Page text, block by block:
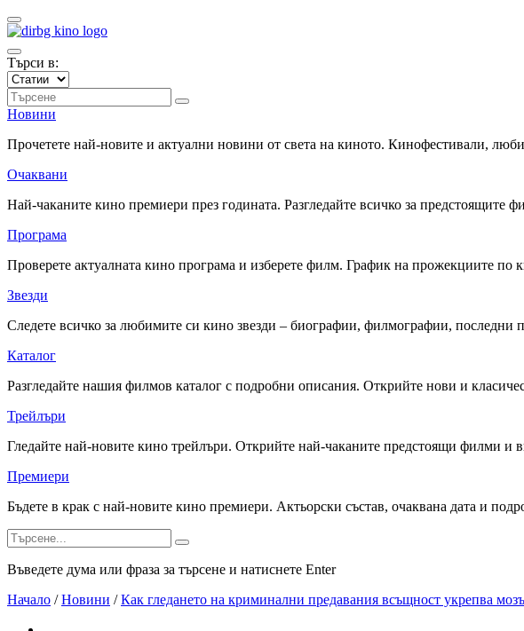
Търси в:
Новини
Прочетете най-новите и актуални новини от света на киното. Кинофестивали,
Очаквани
Най-чаканите кино премиери през годината. Разгледайте всичко за предстоящите
Програма
Проверете актуалната кино програма и изберете филм. График на прожекциите по
Звезди
Следете всичко за любимите си кино звезди – биографии, филмографии, последни
Каталог
Разгледайте нашия филмов каталог с подробни описания. Открийте нови и
Трейлъри
Гледайте най-новите кино трейлъри. Открийте най-чаканите предстоящи филми и
Премиери
Бъдете в крак с най-новите кино премиери. Актьорски състав, очаквана дата и
Въведете дума или фраза за търсене и натиснете Enter
Начало / Новини / Как гледането на криминални предавания всъщност укрепва